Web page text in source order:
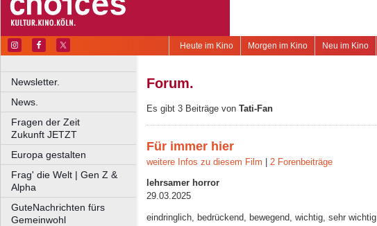
Neu im Kino
Morgen im Kino
Heute im Kino
Newsletter.
News.
Fragen der Zeit
Zukunft JETZT
Europa gestalten
Frag' die Welt | Gen Z &
Alpha
GuteNachrichten fürs
Gemeinwohl
Forum.
Es gibt 3 Beiträge von Tati-Fan
Für immer hier
weitere Infos zu diesem Film 2 Forenbeiträge
lehrsamer horror
29.03.2025
eindringlich, bedrückend, bewegend, wichtig, sehr wichtig